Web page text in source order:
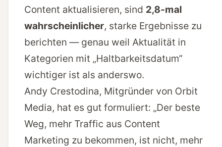
Content aktualisieren, sind 2,8-mal
wahrscheinlicher, starke Ergebnisse zu
berichten — genau weil Aktualität in
Kategorien mit „Haltbarkeitsdatum“
wichtiger ist als anderswo.
Andy Crestodina, Mitgründer von Orbit
Media, hat es gut formuliert: „Der beste
Weg, mehr Traffic aus Content
Marketing zu bekommen, ist nicht, mehr